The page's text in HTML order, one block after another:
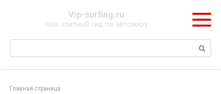
Vip-surfing.ru
Ваш элитный гид по автомиру
Поиск:
Главная страница